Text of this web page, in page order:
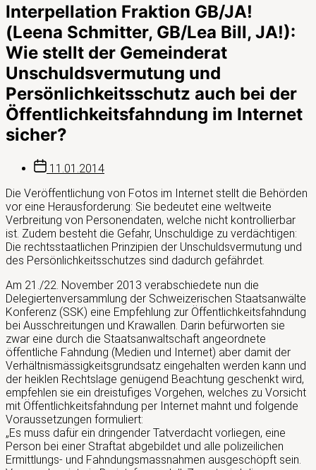
Interpellation Fraktion GB/JA!
(Leena Schmitter, GB/Lea Bill, JA!):
Wie stellt der Gemeinderat
Unschuldsvermutung und
Persönlichkeitsschutz auch bei der
Öffentlichkeitsfahndung im Internet
sicher?
Beitragsdatum
11.01.2014
Die Veröffentlichung von Fotos im Internet stellt die Behörden
vor eine Herausforderung: Sie bedeutet eine weltweite
Verbreitung von Personendaten, welche nicht kontrollierbar
ist. Zudem besteht die Gefahr, Unschuldige zu verdächtigen:
Die rechtsstaatlichen Prinzipien der Unschuldsvermutung und
des Persönlichkeitsschutzes sind dadurch gefährdet.
Am 21./22. November 2013 verabschiedete nun die
Delegiertenversammlung der Schweizerischen Staatsanwälte
Konferenz (SSK) eine Empfehlung zur Öffentlichkeitsfahndung
bei Ausschreitungen und Krawallen. Darin befürworten sie
zwar eine durch die Staatsanwaltschaft angeordnete
öffentliche Fahndung (Medien und Internet) aber damit der
Verhältnismässigkeitsgrundsatz eingehalten werden kann und
der heiklen Rechtslage genügend Beachtung geschenkt wird,
empfehlen sie ein dreistufiges Vorgehen, welches zu Vorsicht
mit Öffentlichkeitsfahndung per Internet mahnt und folgende
Voraussetzungen formuliert:
„Es muss dafür ein dringender Tatverdacht vorliegen, eine
Person bei einer Straftat abgebildet und alle polizeilichen
Ermittlungs- und Fahndungsmassnahmen ausgeschöpft sein.